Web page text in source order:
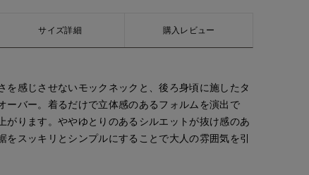
サイズ詳細 購入レビュー
を感じさせないモックネックと、後ろ身頃に施したタ
ーバー。着るだけで立体感のあるフォルムを演出で
がります。ややゆとりのあるシルエットが抜け感のあ
をスッキリとシンプルにすることで大人の雰囲気を引